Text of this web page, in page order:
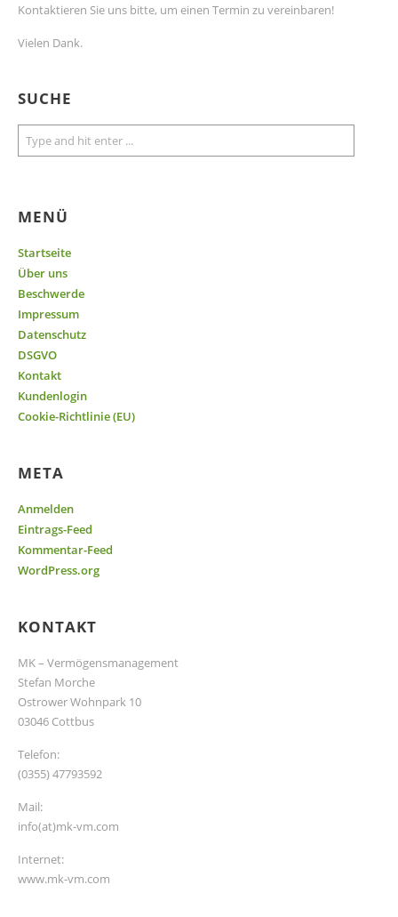
Kontaktieren Sie uns bitte, um einen Termin zu vereinbaren!
Vielen Dank.
SUCHE
MENÜ
Startseite
Über uns
Beschwerde
Impressum
Datenschutz
DSGVO
Kontakt
Kundenlogin
Cookie-Richtlinie (EU)
META
Anmelden
Eintrags-Feed
Kommentar-Feed
WordPress.org
KONTAKT
MK – Vermögensmanagement
Stefan Morche
Ostrower Wohnpark 10
03046 Cottbus
Telefon:
(0355) 47793592
Mail:
info(at)mk-vm.com
Internet:
www.mk-vm.com